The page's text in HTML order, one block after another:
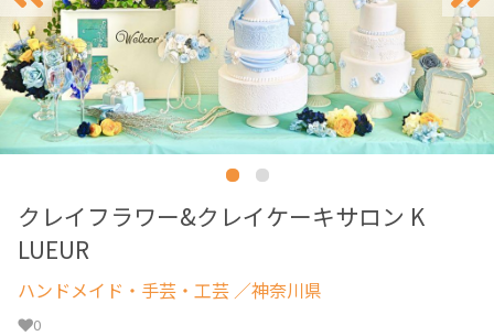
クレイフラワー&クレイケーキサロン K
LUEUR
ハンドメイド・手芸・工芸 ／神奈川県
0